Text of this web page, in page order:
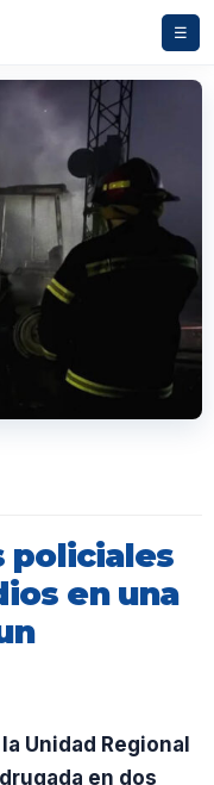
☰
policiales
en una
Unidad Regional
en dos